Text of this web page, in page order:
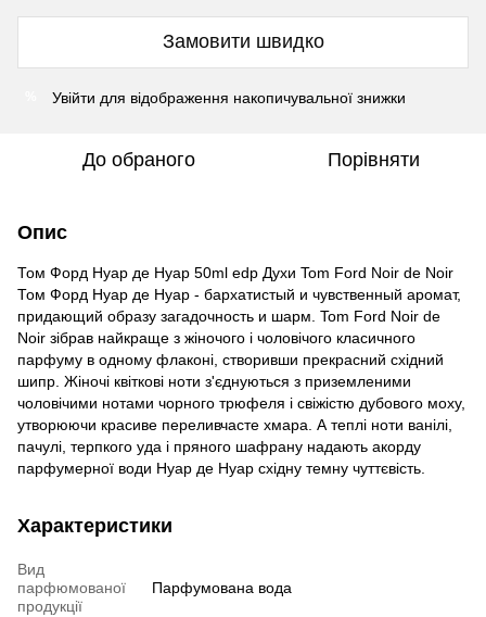
Замовити швидко
Увійти для відображення накопичувальної знижки
До обраного Порівняти
Опис
Том Форд Нуар де Нуар 50ml edp Духи Tom Ford Noir de Noir
Том Форд Нуар де Нуар - бархатистый и чувственный аромат,
придающий образу загадочность и шарм. Tom Ford Noir de
Noir зібрав найкраще з жіночого і чоловічого класичного
парфуму в одному флаконі, створивши прекрасний східний
шипр. Жіночі квіткові ноти з'єднуються з приземленими
чоловічими нотами чорного трюфеля і свіжістю дубового моху,
утворюючи красиве переливчасте хмара. А теплі ноти ванілі,
пачулі, терпкого уда і пряного шафрану надають акорду
парфумерної води Нуар де Нуар східну темну чуттєвість.
Характеристики
Вид
парфюмованої
продукції
Парфумована вода